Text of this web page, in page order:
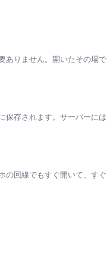
ありません。開いたその場で
保存されます。サーバーには
の回線でもすぐ開いて、すぐ